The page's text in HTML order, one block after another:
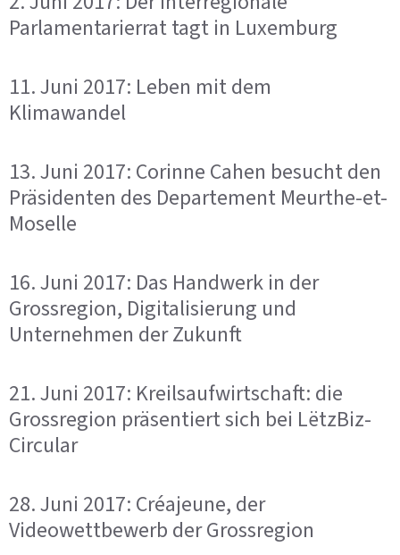
Parlamentarierrat tagt in Luxemburg
11. Juni 2017: Leben mit dem
Klimawandel
13. Juni 2017: Corinne Cahen besucht den
Präsidenten des Departement Meurthe-et-
Moselle
16. Juni 2017: Das Handwerk in der
Grossregion, Digitalisierung und
Unternehmen der Zukunft
21. Juni 2017: Kreilsaufwirtschaft: die
Grossregion präsentiert sich bei LëtzBiz-
Circular
28. Juni 2017: Créajeune, der
Videowettbewerb der Grossregion